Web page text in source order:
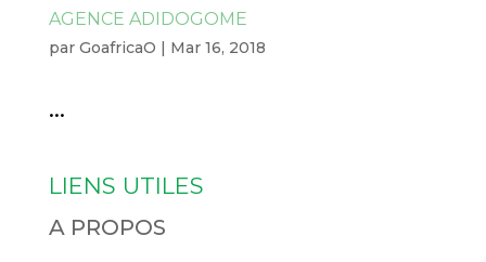
AGENCE ADIDOGOME
par GoafricaO | Mar 16, 2018
...
LIENS UTILES
A PROPOS